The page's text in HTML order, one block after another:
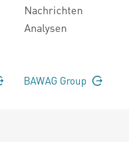
Nachrichten
Analysen
BAWAG Group